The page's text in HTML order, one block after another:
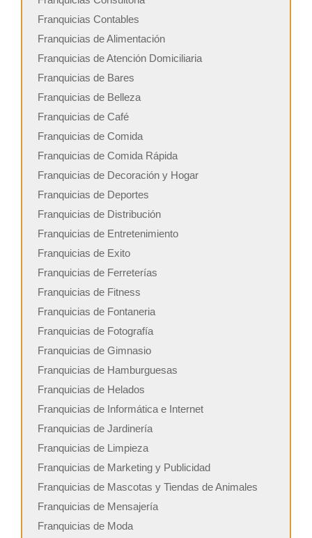
Franquicias Contables
Franquicias de Alimentación
Franquicias de Atención Domiciliaria
Franquicias de Bares
Franquicias de Belleza
Franquicias de Café
Franquicias de Comida
Franquicias de Comida Rápida
Franquicias de Decoración y Hogar
Franquicias de Deportes
Franquicias de Distribución
Franquicias de Entretenimiento
Franquicias de Exito
Franquicias de Ferreterías
Franquicias de Fitness
Franquicias de Fontaneria
Franquicias de Fotografía
Franquicias de Gimnasio
Franquicias de Hamburguesas
Franquicias de Helados
Franquicias de Informática e Internet
Franquicias de Jardinería
Franquicias de Limpieza
Franquicias de Marketing y Publicidad
Franquicias de Mascotas y Tiendas de Animales
Franquicias de Mensajería
Franquicias de Moda